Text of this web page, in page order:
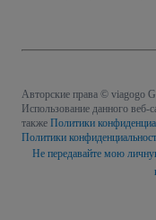
Авторские права © viagogo
Использование данного веб-
также Политики
Политики
Не передавайте мою